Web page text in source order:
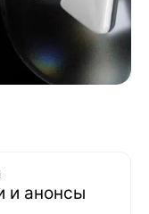
и анонсы